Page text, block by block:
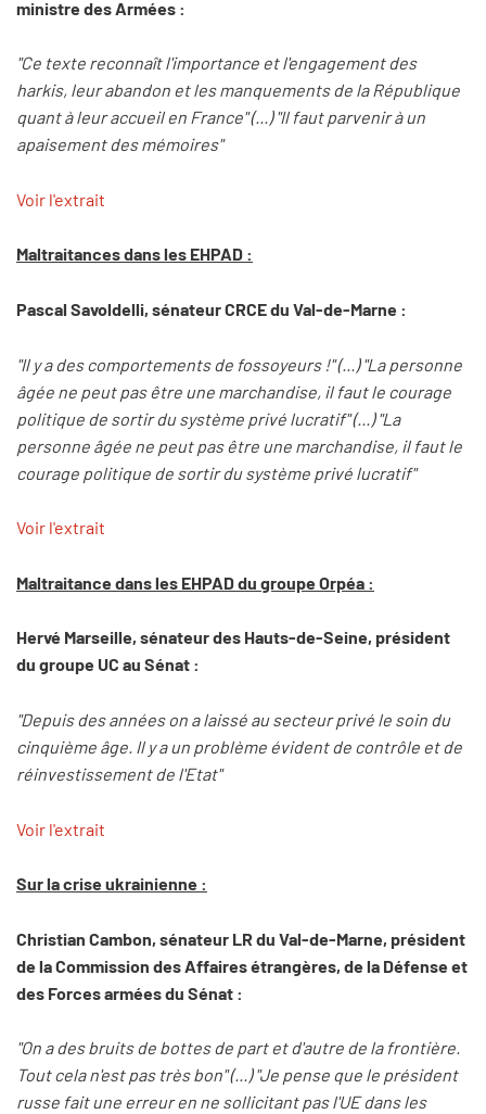
ministre des Armées :
"Ce texte reconnaît l'importance et l'engagement des
harkis, leur abandon et les manquements de la République
quant à leur accueil en France" (...) "Il faut parvenir à un
apaisement des mémoires"
Voir l'extrait
Maltraitances dans les EHPAD :
Pascal Savoldelli, sénateur CRCE du Val-de-Marne :
"Il y a des comportements de fossoyeurs !" (...) "La personne
âgée ne peut pas être une marchandise, il faut le courage
politique de sortir du système privé lucratif" (...) "La
personne âgée ne peut pas être une marchandise, il faut le
courage politique de sortir du système privé lucratif"
Voir l'extrait
Maltraitance dans les EHPAD du groupe Orpéa :
Hervé Marseille, sénateur des Hauts-de-Seine, président
du groupe UC au Sénat :
"Depuis des années on a laissé au secteur privé le soin du
cinquième âge. Il y a un problème évident de contrôle et de
réinvestissement de l'Etat"
Voir l'extrait
Sur la crise ukrainienne :
Christian Cambon, sénateur LR du Val-de-Marne, président
de la Commission des Affaires étrangères, de la Défense et
des Forces armées du Sénat :
"On a des bruits de bottes de part et d'autre de la frontière.
Tout cela n'est pas très bon" (...) "Je pense que le président
russe fait une erreur en ne sollicitant pas l'UE dans les